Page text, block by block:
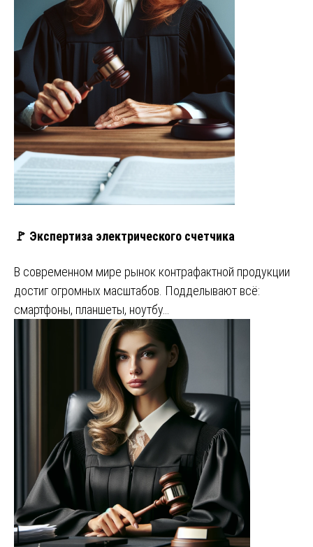
🚩 Экспертиза электрического счетчика
В современном мире рынок контрафактной продукции
достиг огромных масштабов. Подделывают всё:
смартфоны, планшеты, ноутбу…